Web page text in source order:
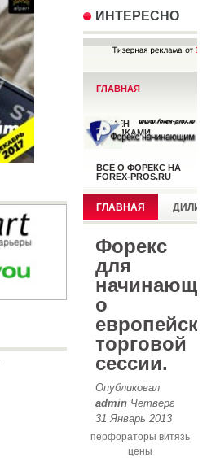
ИНТЕРЕСНО
перфораторы витязь
цены